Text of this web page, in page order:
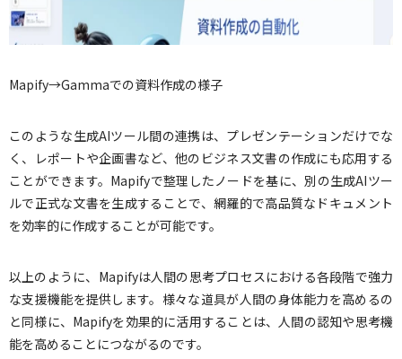
Mapify→Gammaでの資料作成の様子
このような生成AIツール間の連携は、プレゼンテーションだけでな
く、レポートや企画書など、他のビジネス文書の作成にも応用する
ことができます。Mapifyで整理したノードを基に、別の生成AIツー
ルで正式な文書を生成することで、網羅的で高品質なドキュメント
を効率的に作成することが可能です。
以上のように、Mapifyは人間の思考プロセスにおける各段階で強力
な支援機能を提供します。様々な道具が人間の身体能力を高めるの
と同様に、Mapifyを効果的に活用することは、人間の認知や思考機
能を高めることにつながるのです。